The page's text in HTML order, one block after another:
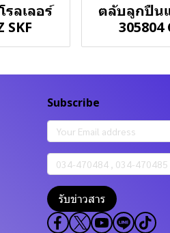
ลเลอร์
SKF
ตลับลูกปืน
305804
Subscribe
รับข่าวสาร